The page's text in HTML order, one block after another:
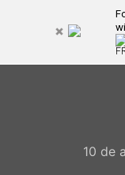
10 de